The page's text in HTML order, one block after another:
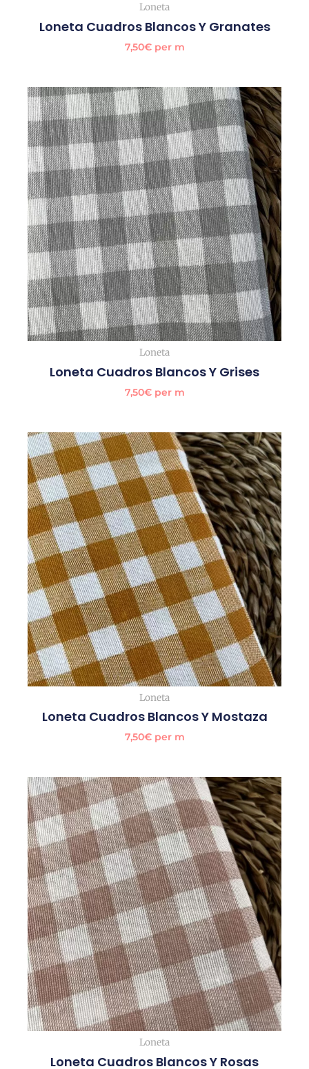
Loneta
Loneta Cuadros Blancos Y Granates
7,50€per m
Loneta
Loneta Cuadros Blancos Y Grises
7,50€per m
Loneta
Loneta Cuadros Blancos Y Mostaza
7,50€per m
Loneta
Loneta Cuadros Blancos Y Rosas